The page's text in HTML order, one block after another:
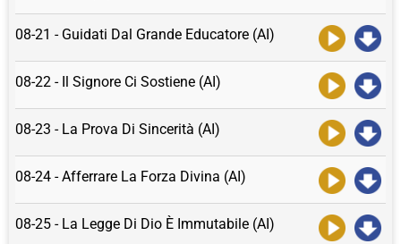
08-21 - Guidati Dal Grande Educatore (AI)
08-22 - Il Signore Ci Sostiene (AI)
08-23 - La Prova Di Sincerità (AI)
08-24 - Afferrare La Forza Divina (AI)
08-25 - La Legge Di Dio È Immutabile (AI)